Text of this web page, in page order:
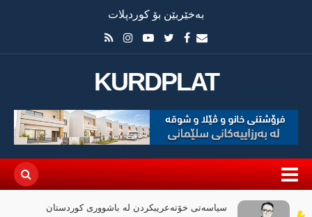
بەخێربێن بۆ کوردپلات
KURDPLAT
سەر
سیاسەتی خۆتەعریبکردن لە باشووری کوردستان